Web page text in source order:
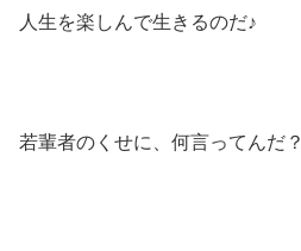
人生を楽しんで生きるのだ♪
若輩者のくせに、何言ってんだ？